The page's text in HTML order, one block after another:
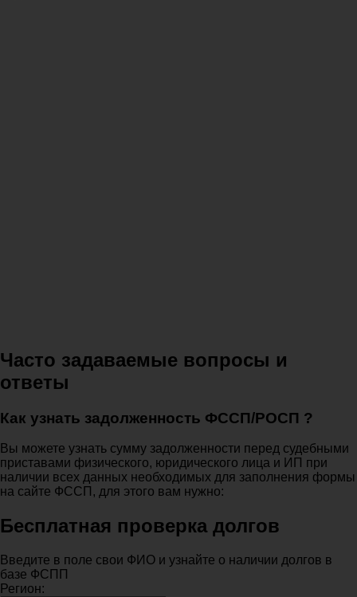
Часто задаваемые вопросы и
ответы
Как узнать задолженность ФССП/РОСП ?
Вы можете узнать сумму задолженности перед судебными
приставами физического, юридического лица и ИП при
наличии всех данных необходимых для заполнения формы
на сайте ФССП, для этого вам нужно:
Бесплатная проверка долгов
Введите в поле свои ФИО и узнайте о наличии долгов в
базе ФСПП
Регион: